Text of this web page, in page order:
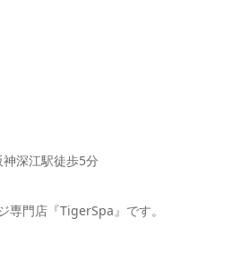
神深江駅徒歩5分
専門店『TigerSpa』です。